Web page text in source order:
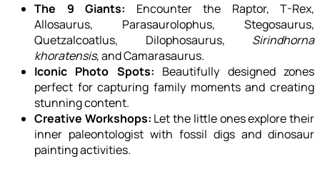
The 9 Giants: Encounter the Raptor, T-Rex,
Allosaurus, Parasaurolophus, Stegosaurus,
Quetzalcoatlus, Dilophosaurus, Sirindhorna
khoratensis, and Camarasaurus.
Iconic Photo Spots: Beautifully designed zones
perfect for capturing family moments and creating
stunning content.
Creative Workshops: Let the little ones explore their
inner paleontologist with fossil digs and dinosaur
painting activities.